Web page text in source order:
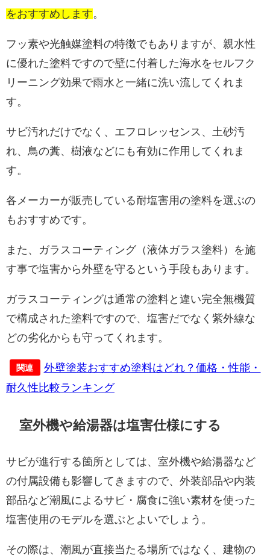
をおすすめします。
フッ素や光触媒塗料の特徴でもありますが、親水性
に優れた塗料ですので壁に付着した海水をセルフク
リーニング効果で雨水と一緒に洗い流してくれま
す。
サビ汚れだけでなく、エフロレッセンス、土砂汚
れ、鳥の糞、樹液などにも有効に作用してくれま
す。
各メーカーが販売している耐塩害用の塗料を選ぶの
もおすすめです。
また、ガラスコーティング（液体ガラス塗料）を施
す事で塩害から外壁を守るという手段もあります。
ガラスコーティングは通常の塗料と違い完全無機質
で構成された塗料ですので、塩害だでなく紫外線な
どの劣化からも守ってくれます。
関連
外壁塗装おすすめ塗料はどれ？価格・性能・
耐久性比較ランキング
室外機や給湯器は塩害仕様にする
サビが進行する箇所としては、室外機や給湯器など
の付属設備も影響してきますので、外装部品や内装
部品など潮風によるサビ・腐食に強い素材を使った
塩害使用のモデルを選ぶとよいでしょう。
その際は、潮風が直接当たる場所ではなく、建物の